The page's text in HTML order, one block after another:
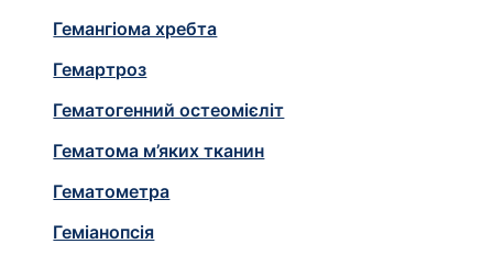
Гемангіома хребта
Гемартроз
Гематогенний остеомієліт
Гематома м’яких тканин
Гематометра
Геміанопсія